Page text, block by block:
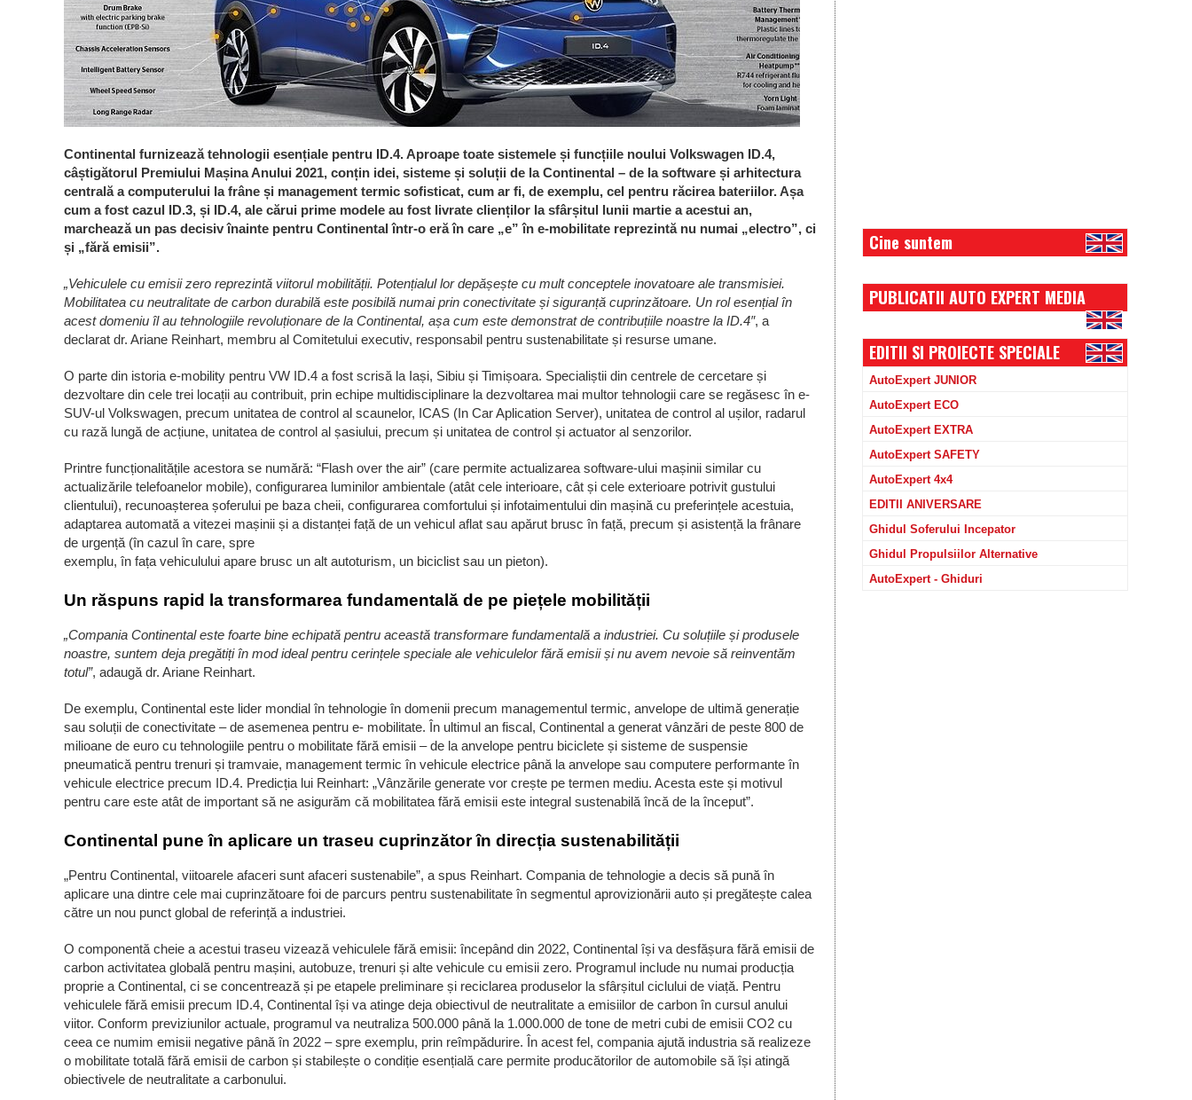
Continental furnizează tehnologii esențiale pentru ID.4. Aproape toate sistemele și funcțiile noului Volkswagen ID.4,
câștigătorul Premiului Mașina Anului 2021, conțin idei, sisteme și soluții de la Continental – de la software și arhitectura
centrală a computerului la frâne și management termic sofisticat, cum ar fi, de exemplu, cel pentru răcirea bateriilor. Așa
cum a fost cazul ID.3, și ID.4, ale cărui prime modele au fost livrate clienților la sfârșitul lunii martie a acestui an,
marchează un pas decisiv înainte pentru Continental într-o eră în care „e” în e-mobilitate reprezintă nu numai „electro”, ci
și „fără emisii”.
„Vehiculele cu emisii zero reprezintă viitorul mobilității. Potențialul lor depășește cu mult conceptele inovatoare ale transmisiei.
Mobilitatea cu neutralitate de carbon durabilă este posibilă numai prin conectivitate și siguranță cuprinzătoare. Un rol esențial în
acest domeniu îl au tehnologiile revoluționare de la Continental, așa cum este demonstrat de contribuțiile noastre la ID.4″, a
declarat dr. Ariane Reinhart, membru al Comitetului executiv, responsabil pentru sustenabilitate și resurse umane.
O parte din istoria e-mobility pentru VW ID.4 a fost scrisă la Iași, Sibiu și Timișoara. Specialiștii din centrele de cercetare și
dezvoltare din cele trei locații au contribuit, prin echipe multidisciplinare la dezvoltarea mai multor tehnologii care se regăsesc în e-
SUV-ul Volkswagen, precum unitatea de control al scaunelor, ICAS (In Car Aplication Server), unitatea de control al ușilor, radarul
cu rază lungă de acțiune, unitatea de control al șasiului, precum și unitatea de control și actuator al senzorilor.
Printre funcționalitățile acestora se numără: “Flash over the air” (care permite actualizarea software-ului mașinii similar cu
actualizările telefoanelor mobile), configurarea luminilor ambientale (atât cele interioare, cât și cele exterioare potrivit gustului
clientului), recunoașterea șoferului pe baza cheii, configurarea comfortului și infotaimentului din mașină cu preferințele acestuia,
adaptarea automată a vitezei mașinii și a distanței față de un vehicul aflat sau apărut brusc în față, precum și asistență la frânare
de urgență (în cazul în care, spre
exemplu, în fața vehiculului apare brusc un alt autoturism, un biciclist sau un pieton).
Un răspuns rapid la transformarea fundamentală de pe piețele mobilității
„Compania Continental este foarte bine echipată pentru această transformare fundamentală a industriei. Cu soluțiile și produsele
noastre, suntem deja pregătiți în mod ideal pentru cerințele speciale ale vehiculelor fără emisii și nu avem nevoie să reinventăm
totul”, adaugă dr. Ariane Reinhart.
De exemplu, Continental este lider mondial în tehnologie în domenii precum managementul termic, anvelope de ultimă generație
sau soluții de conectivitate – de asemenea pentru e- mobilitate. În ultimul an fiscal, Continental a generat vânzări de peste 800 de
milioane de euro cu tehnologiile pentru o mobilitate fără emisii – de la anvelope pentru biciclete și sisteme de suspensie
pneumatică pentru trenuri și tramvaie, management termic în vehicule electrice până la anvelope sau computere performante în
vehicule electrice precum ID.4. Predicția lui Reinhart: „Vânzările generate vor crește pe termen mediu. Acesta este și motivul
pentru care este atât de important să ne asigurăm că mobilitatea fără emisii este integral sustenabilă încă de la început”.
Continental pune în aplicare un traseu cuprinzător în direcția sustenabilității
„Pentru Continental, viitoarele afaceri sunt afaceri sustenabile”, a spus Reinhart. Compania de tehnologie a decis să pună în
aplicare una dintre cele mai cuprinzătoare foi de parcurs pentru sustenabilitate în segmentul aprovizionării auto și pregătește calea
către un nou punct global de referință a industriei.
O componentă cheie a acestui traseu vizează vehiculele fără emisii: începând din 2022, Continental își va desfășura fără emisii de
carbon activitatea globală pentru mașini, autobuze, trenuri și alte vehicule cu emisii zero. Programul include nu numai producția
proprie a Continental, ci se concentrează și pe etapele preliminare și reciclarea produselor la sfârșitul ciclului de viață. Pentru
vehiculele fără emisii precum ID.4, Continental își va atinge deja obiectivul de neutralitate a emisiilor de carbon în cursul anului
viitor. Conform previziunilor actuale, programul va neutraliza 500.000 până la 1.000.000 de tone de metri cubi de emisii CO2 cu
ceea ce numim emisii negative până în 2022 – spre exemplu, prin reîmpădurire. În acest fel, compania ajută industria să realizeze
o mobilitate totală fără emisii de carbon și stabilește o condiție esențială care permite producătorilor de automobile să își atingă
obiectivele de neutralitate a carbonului.
Cine suntem
PUBLICATII AUTO EXPERT MEDIA
EDITII SI PROIECTE SPECIALE
AutoExpert JUNIOR
AutoExpert ECO
AutoExpert EXTRA
AutoExpert SAFETY
AutoExpert 4x4
EDITII ANIVERSARE
Ghidul Soferului Incepator
Ghidul Propulsiilor Alternative
AutoExpert - Ghiduri